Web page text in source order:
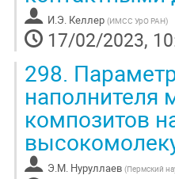
И.Э. Келлер (ИМСС УрО РАН)
17/02/2023,
298.
наполнителя
композитов
Э.М. Нуруллаев (Пермский